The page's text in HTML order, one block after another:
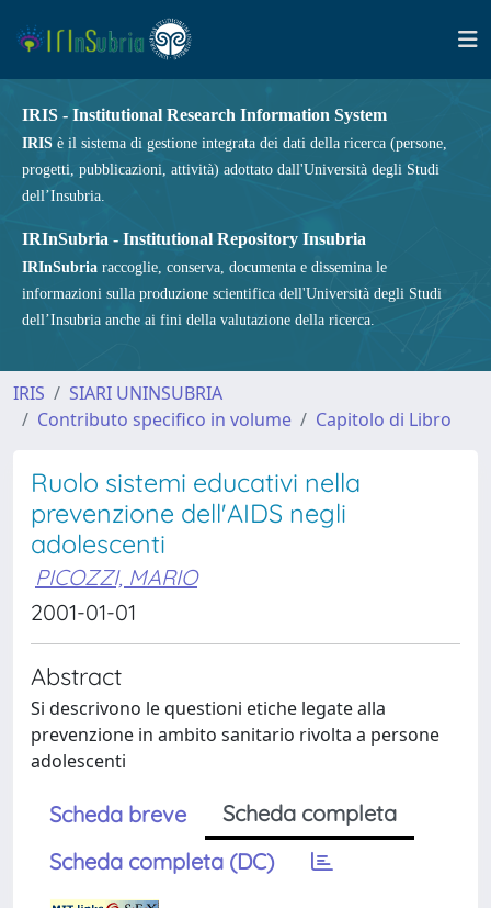
IRIS - Institutional Research Information System
IRIS è il sistema di gestione integrata dei dati della ricerca (persone,
progetti, pubblicazioni, attività) adottato dall'Università degli Studi
dell’Insubria.
IRInSubria - Institutional Repository Insubria
IRInSubria raccoglie, conserva, documenta e dissemina le
informazioni sulla produzione scientifica dell'Università degli Studi
dell’Insubria anche ai fini della valutazione della ricerca.
IRIS
SIARI UNINSUBRIA
Contributo specifico in volume
Capitolo di Libro
Ruolo sistemi educativi nella
prevenzione dell'AIDS negli
adolescenti
PICOZZI, MARIO
2001-01-01
Abstract
Si descrivono le questioni etiche legate alla
prevenzione in ambito sanitario rivolta a persone
adolescenti
Scheda breve
Scheda completa
Scheda completa (DC)